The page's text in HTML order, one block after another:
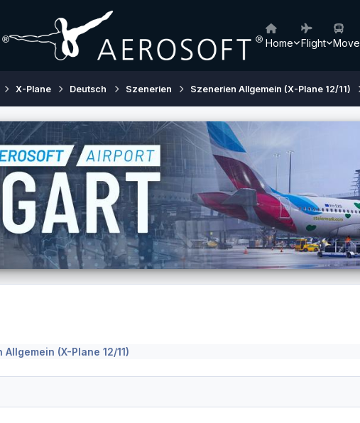
Home Flight Move
X-Plane Deutsch Szenerien Szenerien Allgemein (X-Plane 12/11)
(X-Plane 12/11)